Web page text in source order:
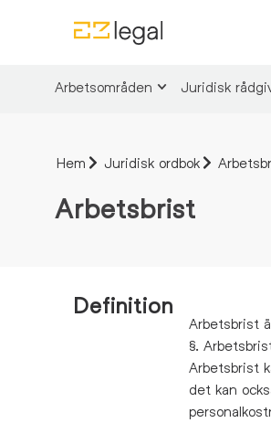
Arbetsområden Juridisk
Hem Juridisk ordbok
Arbetsbrist
Definition
Arbetsbrist
§.
Arbetsbrist
det kan